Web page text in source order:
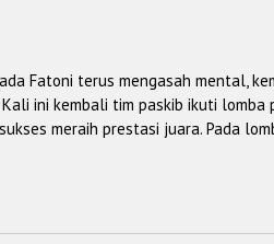
Fatoni terus mengasah mental,
ini kembali tim paskib ikuti lomba
meraih prestasi juara. Pada